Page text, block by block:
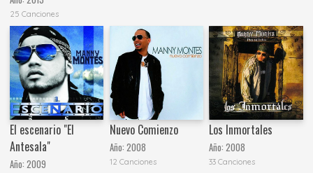
25 Canciones
El escenario "El
Antesala"
Año:2009
Nuevo Comienzo
Año: 2008
12 Canciones
Los Inmortales
Año:2008
33 Canciones